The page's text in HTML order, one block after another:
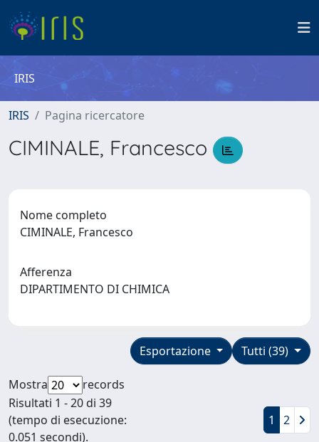
IRIS
IRIS Pagina ricercatore
CIMINALE, Francesco
Nome completo
CIMINALE, Francesco
Afferenza
DIPARTIMENTO DI CHIMICA
Tutti (39)
Esportazione
Mostra
records
Risultati 1 - 20 di 39
(tempo di esecuzione:
0.051 secondi).
1 2